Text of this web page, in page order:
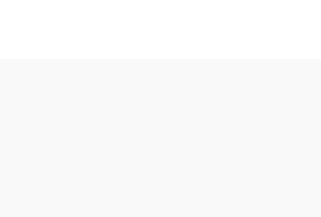
чтобы не упустить выгоду!